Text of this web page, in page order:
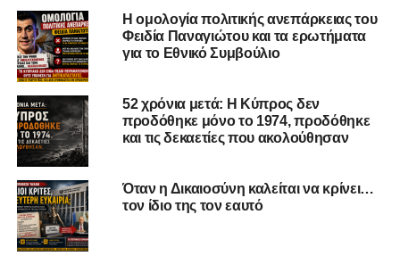
Νικόλας Παπαδόπουλος: Τα έσοδα από το
φυσικό αέριο να στηρίξουν τις συντάξεις
Η ομολογία πολιτικής ανεπάρκειας του
Φειδία Παναγιώτου και τα ερωτήματα
για το Εθνικό Συμβούλιο
52 χρόνια μετά: Η Κύπρος δεν
προδόθηκε μόνο το 1974, προδόθηκε
και τις δεκαετίες που ακολούθησαν
Όταν η Δικαιοσύνη καλείται να κρίνει…
τον ίδιο της τον εαυτό